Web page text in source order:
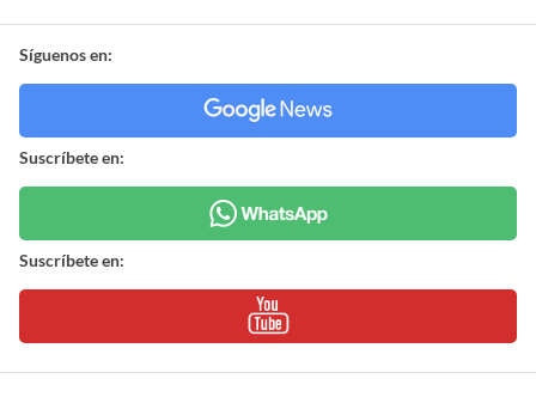
Síguenos en:
Suscríbete en:
Suscríbete en: